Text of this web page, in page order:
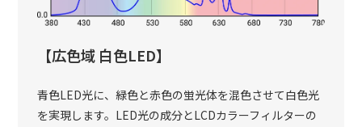
【広色域 白色LED】
青色LED光に、緑色と赤色の蛍光体を混色させて白色光
を実現します。LED光の成分とLCDカラーフィルターの